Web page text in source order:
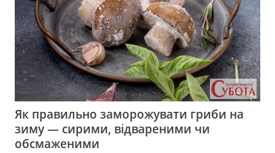
Як правильно заморожувати гриби на
зиму — сирими, відвареними чи
обсмаженими